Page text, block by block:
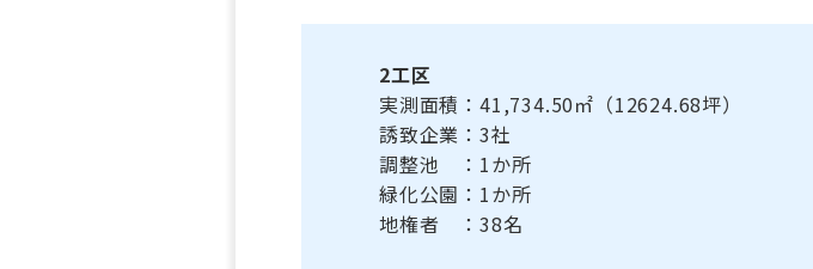
2工区
実測面積：41,734.50㎡（12624.68坪）
誘致企業：3社
調整池 ：1か所
緑化公園：1か所
地権者 ：38名